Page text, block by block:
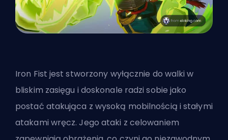
Iron Fist jest stworzony wyłącznie do walki w
bliskim zasięgu i doskonale radzi sobie jako
postać atakująca z wysoką mobilnością i stałymi
atakami wręcz. Jego ataki z celowaniem